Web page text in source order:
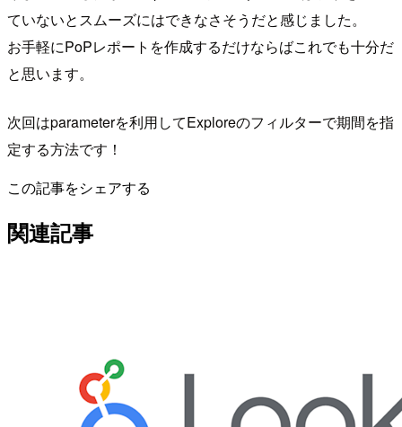
ていないとスムーズにはできなさそうだと感じました。
お手軽にPoPレポートを作成するだけならばこれでも十分だ
と思います。
次回はparameterを利用してExploreのフィルターで期間を指
定する方法です！
この記事をシェアする
関連記事